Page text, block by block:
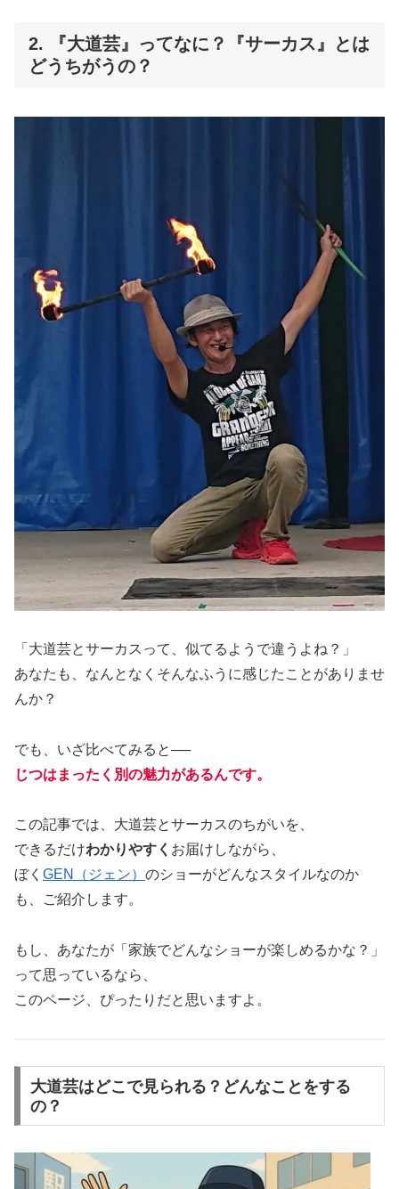
2. 『大道芸』ってなに？『サーカス』とは
どうちがうの？
「大道芸とサーカスって、似てるようで違うよね？」
あなたも、なんとなくそんなふうに感じたことがありませ
んか？
でも、いざ比べてみると──
じつはまったく別の魅力があるんです。
この記事では、大道芸とサーカスのちがいを、
できるだけわかりやすく お届けしながら、
ぼく GEN（ジェン） のショーがどんなスタイルなのか
も、ご紹介します。
もし、あなたが「家族でどんなショーが楽しめるかな？」
って思っているなら、
このページ、ぴったりだと思いますよ。
大道芸はどこで見られる？どんなことをする
の？